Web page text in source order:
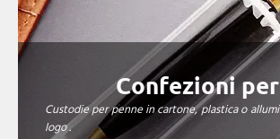
Confezioni
Custodie per penne in cartone, plastica o
logo .